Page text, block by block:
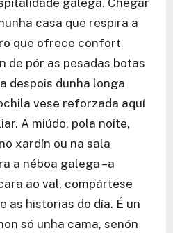
galega. Chegar
casa que respira a
que ofrece confort
de pór as pesadas botas
despois dunha longa
vese reforzada aquí
A miúdo, pola noite,
xardín ou na sala
a néboa galega –a
ao val, compártese
as historias do día. É un
só unha cama, senón